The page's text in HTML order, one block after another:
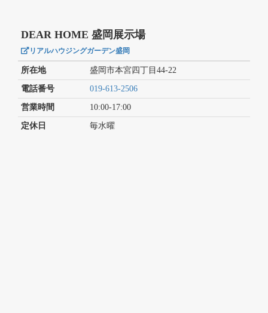
DEAR HOME 盛岡展示場
リアルハウジングガーデン盛岡
所在地 盛岡市本宮四丁目44-22
電話番号 019-613-2506
営業時間 10:00-17:00
定休日 毎水曜